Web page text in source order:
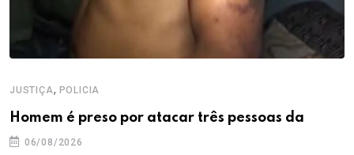
JUSTIÇA, POLICIA
Homem é preso por atacar três pessoas da
06/08/2026